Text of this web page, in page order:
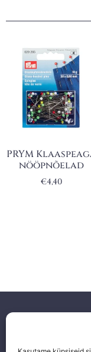
PRYM
nööpnõelad
€4,40